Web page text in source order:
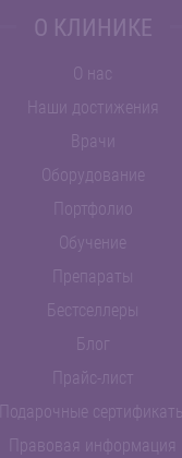
О КЛИНИКЕ
О нас
Наши достижения
Врачи
Оборудование
Портфолио
Обучение
Препараты
Бестселлеры
Блог
Прайс-лист
Подарочные сертификаты
Правовая информация